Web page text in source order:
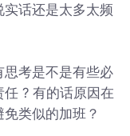
话还是太多太频
考是不是有些必
? 有的话原因在
类似的加班？